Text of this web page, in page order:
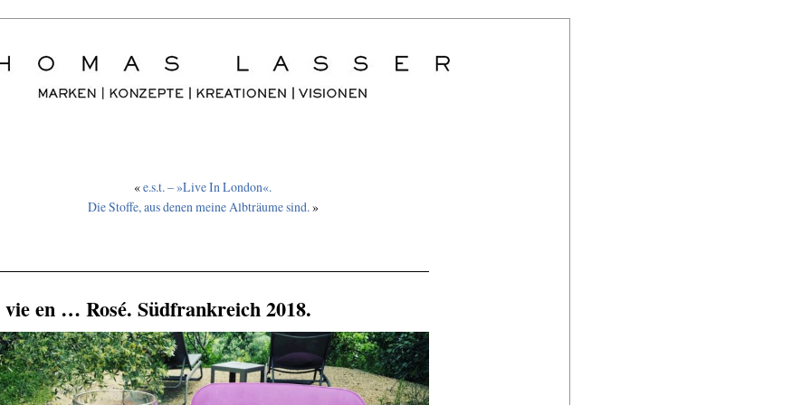
«e.s.t. – »Live In London«.
Die Stoffe, aus denen meine Albträume sind.»
en … Rosé. Südfrankreich 2018.